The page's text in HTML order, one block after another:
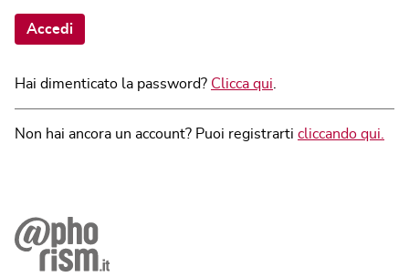
Accedi
Hai dimenticato la password? Clicca qui
Non hai ancora un account? Puoi registrarti cliccando qui.